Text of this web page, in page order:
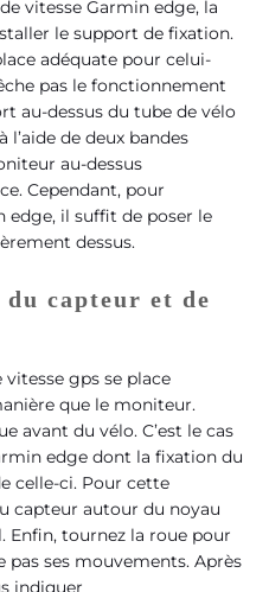
vitesse Garmin edge, la
le support de fixation.
adéquate pour celui-
pas le fonctionnement
au-dessus du tube de vélo
de deux bandes
au-dessus
Cependant, pour
edge, il suffit de poser le
dessus.
capteur et de
gps se place
que le moniteur.
avant du vélo. C’est le cas
edge dont la fixation du
celle-ci. Pour cette
capteur autour du noyau
Enfin, tournez la roue pour
pas ses mouvements. Après
indiquer